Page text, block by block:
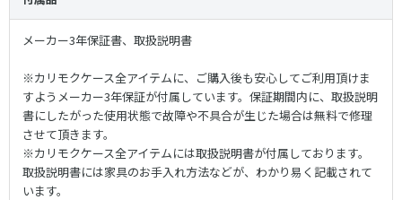
メーカー3年保証書、取扱説明書
※カリモクケース全アイテムに、ご購入後も安心してご利用頂けま
すようメーカー3年保証が付属しています。保証期間内に、取扱説明
書にしたがった使用状態で故障や不具合が生じた場合は無料で修理
させて頂きます。
※カリモクケース全アイテムには取扱説明書が付属しております。
取扱説明書には家具のお手入れ方法などが、わかり易く記載されて
います。